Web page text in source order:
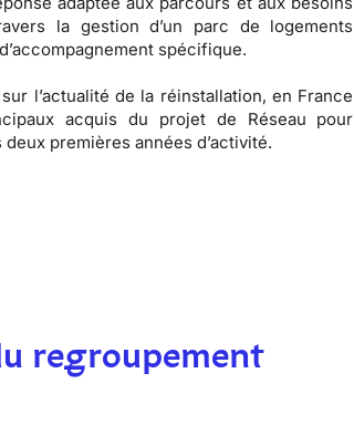
la gestion d’un parc de logements
spécifique.
l’actualité de la réinstallation, en France
acquis du projet de Réseau pour
premières années d’activité.
regroupement